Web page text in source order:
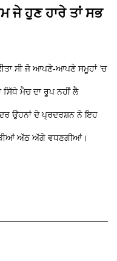
ਜੇ ਹੁਣ ਹਾਰੇ ਤਾਂ ਸਭ
ਸੀ ਜੋ ਆਪਣੇ-ਆਪਣੇ ਸਮੂਹਾਂ ’ਚ
ਸਿੱਧੇ ਮੈਚ ਦਾ ਰੂਪ ਨਹੀਂ ਲੈ
ਉਹਨਾਂ ਦੇ ਪ੍ਰਦਰਸ਼ਨ ਨੇ ਇਹ
ਅੱਠ ਅੱਗੇ ਵਧਣਗੀਆਂ।